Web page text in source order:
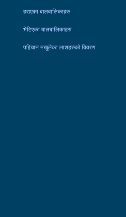
हराएका बालबालिकाहरु
भेटिएका बालबालिकाहरु
पहिचान नखुलेका लाशहरुको विवरण